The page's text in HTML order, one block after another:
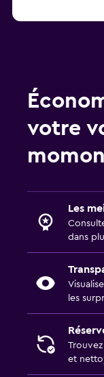
votre
Les
dans
les
et